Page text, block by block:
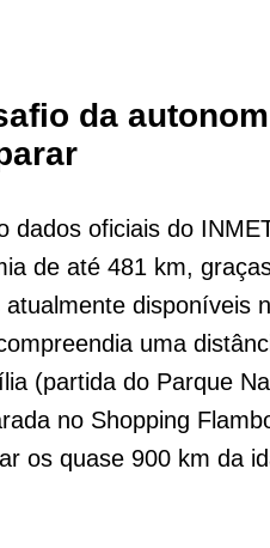
da
dados oficiais do
de até 481 km,
atualmente disponíveis
uma
(partida do Parque
no Shopping
os quase 900 km da